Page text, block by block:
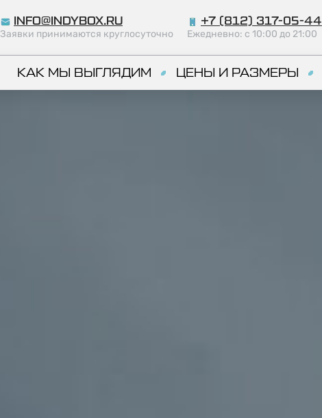
INFO@INDYBOX.RU
Заявки принимаются круглосуточно
+7 (812) 317-05-44
Ежедневно: с 10:00 до 21:00
КАК МЫ ВЫГЛЯДИМ ЦЕНЫ И РАЗМЕРЫ